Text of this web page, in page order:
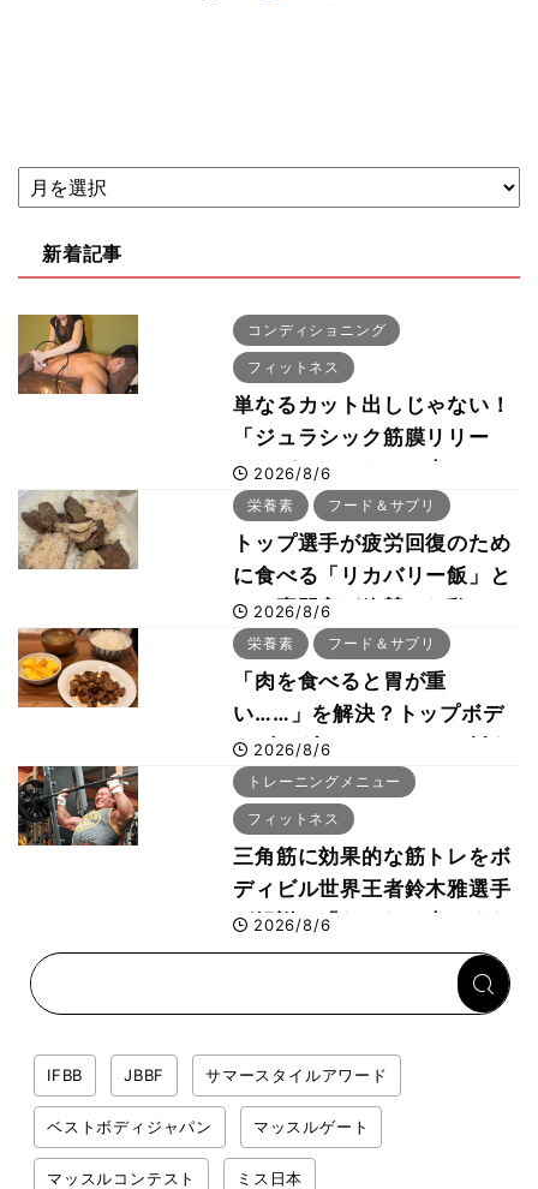
新着記事
コンディショニング
フィットネス
単なるカット出しじゃない！
「ジュラシック筋膜リリー
ス」が口コミだけで大ヒット
した納得の理由 木澤大祐が
解説
2026/8/6
栄養素 フード＆サプリ
トップ選手が疲労回復のため
に食べる「リカバリー飯」と
は？専門家が絶賛した鶏レバ
ー活用法
2026/8/6
栄養素 フード＆サプリ
「肉を食べると胃が重
い……」を解決？トップボデ
ィビルダーのリカバリー飯を
専門家がロジカル解説
2026/8/6
トレーニングメニュー
フィットネス
三角筋に効果的な筋トレをボ
ディビル世界王者鈴木雅選手
が解説！「なかなか大きくな
らない肩の鍛え方」前編
2026/8/6
IFBB JBBF サマースタイルアワード
ベストボディジャパン マッスルゲート
マッスルコンテスト ミス日本